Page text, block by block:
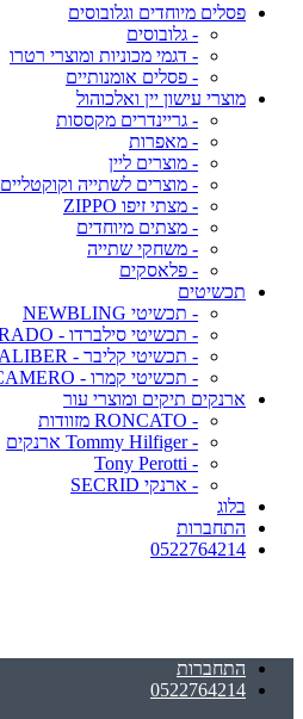
פסלים מיוחדים וגלובוסים
- גלובוסים
- דגמי מכוניות ומוצרי רטרו
- פסלים אומנותיים
מוצרי עישון יין ואלכוהול
- גריינדרים מקססות
- מאפרות
- מוצרים ליין
- מוצרים לשתייה וקוקטליים
- מצתי זיפו ZIPPO
- מצתים מיוחדים
- משחקי שתייה
- פלאסקים
תכשיטים
- תכשיטי NEWBLING
- תכשיטי סילברדו - SILVERADO
- תכשיטי קליבר - KALIBER
- תכשיטי קמרו - CAMERO
ארנקים תיקים ומוצרי עור
- RONCATO מזוודות
- Tommy Hilfiger ארנקים
- Tony Perotti
- ארנקי SECRID
בלוג
התחברות
0522764214
התחברות
0522764214